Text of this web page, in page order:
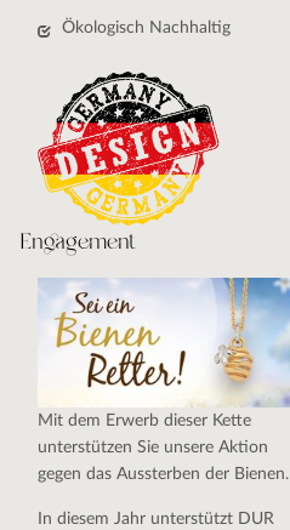
Ökologisch Nachhaltig
Engagement
Mit dem Erwerb dieser Kette
unterstützen Sie unsere Aktion
gegen das Aussterben der Bienen.
In diesem Jahr unterstützt DUR